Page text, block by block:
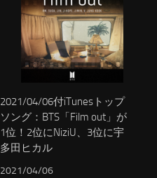
2021/04/06付iTunesトップ
ソング：BTS「Film out」が
1位！2位にNiziU、3位に宇
多田ヒカル
2021/04/06